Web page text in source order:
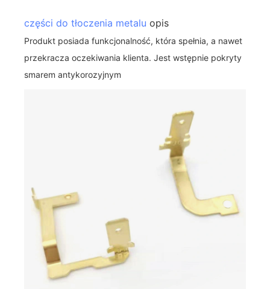
części do tłoczenia metalu opis
Produkt posiada funkcjonalność, która spełnia, a nawet
przekracza oczekiwania klienta. Jest wstępnie pokryty
smarem antykorozyjnym